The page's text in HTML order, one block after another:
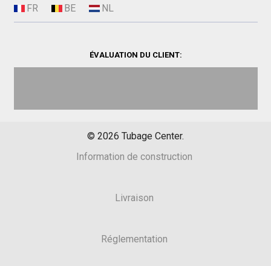
ÉVALUATION DU CLIENT:
© 2026 Tubage Center.
Information de construction
Livraison
Réglementation